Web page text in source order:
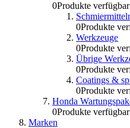
0Produkte verfügbar
0Produkte
Werkzeuge
0Produkte
Übrige
0Produkte
Coatings &
0Produkte
Honda
0Produkte verfügbar
Marken